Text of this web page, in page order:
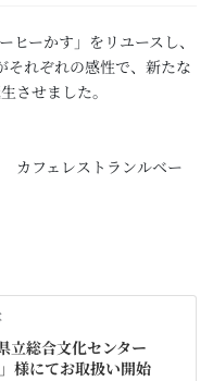
ーかす」をリユースし、
それぞれの感性で、新たな
させました。
カフェレストランルベー
立総合文化センター
様にてお取扱い開始